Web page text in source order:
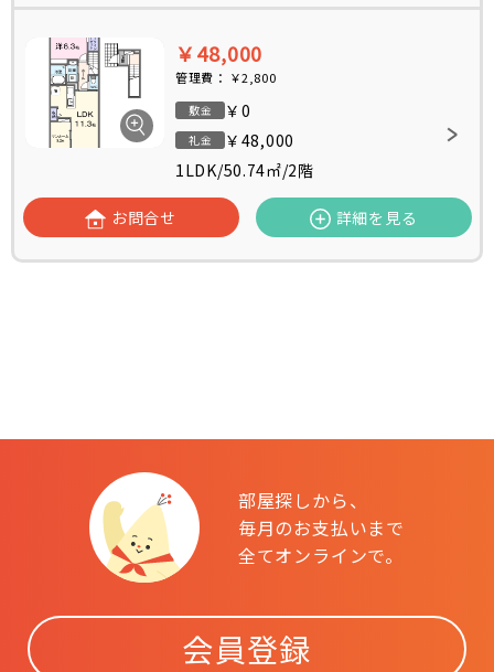
￥48,000
管理費： ￥2,800
敷金 ￥0
礼金
￥48,000
1LDK/50.74㎡/2階
お問合せ 詳細を見る
部屋探しから、
毎月のお支払いまで
全てオンラインで。
会員登録